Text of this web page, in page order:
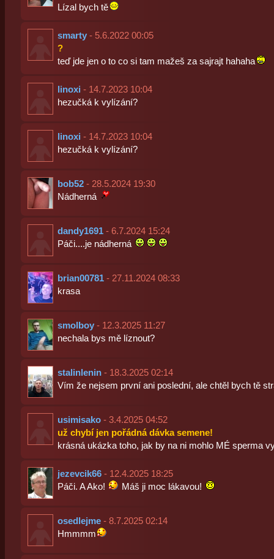
Lízal bych tě
smarty- 5.6.2022 00:05
?
teď jde jen o to co si tam mažeš za sajrajt hahaha
linoxi - 14.7.2023 10:04
hezučká k vylízání?
linoxi - 14.7.2023 10:04
hezučká k vylízání?
bob52- 28.5.2024 19:30
Nádherná
dandy1691- 6.7.2024 15:24
Páči....je nádherná
brian00781- 27.11.2024 08:33
krasa
smolboy- 12.3.2025 11:27
nechala bys mě líznout?
stalinlenin- 18.3.2025 02:14
Vím že nejsem první ani poslední, ale chtěl bych tě
usimisako- 3.4.2025 04:52
už chybí jen pořádná dávka semene!
krásná ukázka toho, jak by na ni mohlo MÉ sperma
jezevcik66- 12.4.2025 18:25
Páči. A Ako!
Máš ji moc lákavou!
osedlejme- 8.7.2025 02:14
Hmmmm